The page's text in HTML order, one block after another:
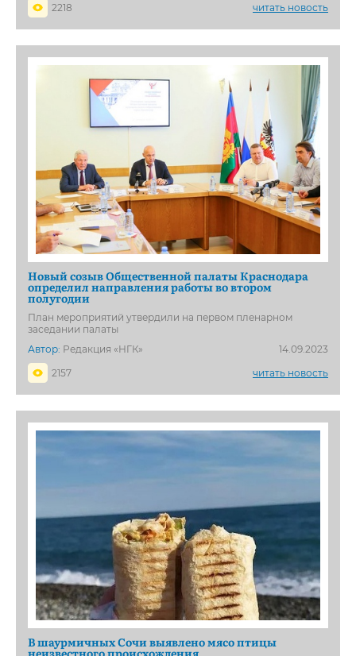
2218
читать новость
Новый созыв Общественной палаты Краснодара
определил направления работы во втором
полугодии
План мероприятий утвердили на первом пленарном
заседании палаты
Автор: Редакция «НГК»
14.09.2023
2157
читать новость
В шаурмичных Сочи выявлено мясо птицы
неизвестного происхождения